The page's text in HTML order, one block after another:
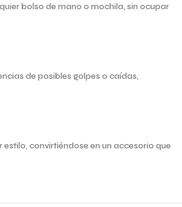
bolso de mano o mochila, sin ocupar
de posibles golpes o caídas,
convirtiéndose en un accesorio que